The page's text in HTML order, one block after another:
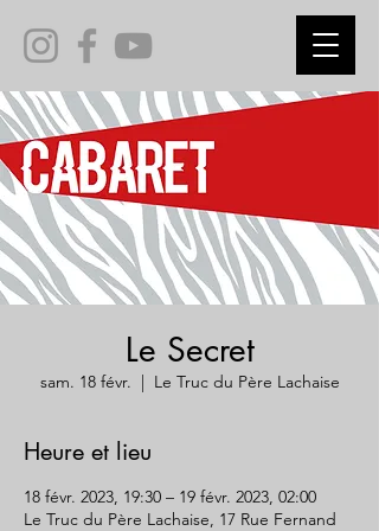
Le Secret
sam. 18 févr.
  |
Le Truc du Père Lachaise
Heure et lieu
18 févr. 2023, 19:30 – 19 févr. 2023, 02:00
Le Truc du Père Lachaise, 17 Rue Fernand